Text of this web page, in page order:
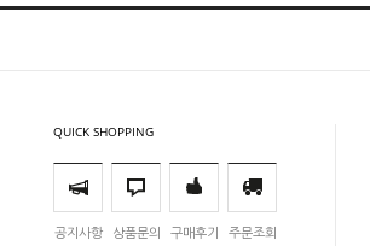
QUICK SHOPPING
공지사항 상품문의 구매후기 주문조회